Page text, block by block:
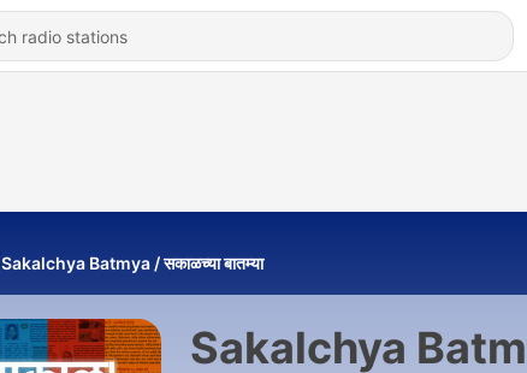
Sakalchya Batmya / सकाळच्या बातम्या
Sakalchya